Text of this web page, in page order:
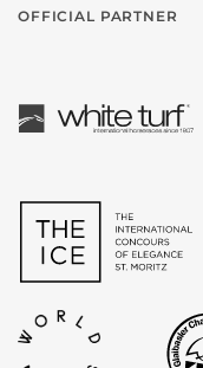
OFFICIAL PARTNER